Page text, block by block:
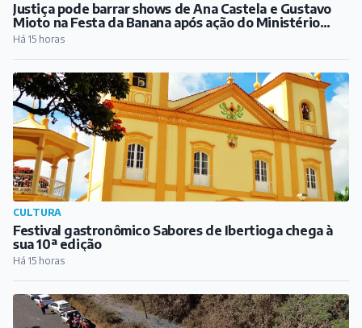
Justiça pode barrar shows de Ana Castela e Gustavo
Mioto na Festa da Banana após ação do Ministério
Público
Há 15 horas
CULTURA
Festival gastronômico Sabores de Ibertioga chega à
sua 10ª edição
Há 15 horas